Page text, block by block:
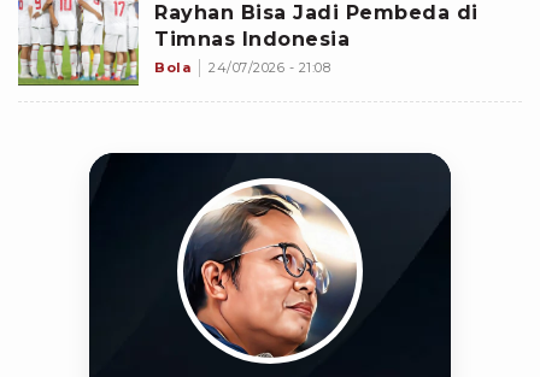
Rayhan Bisa Jadi Pembeda di
Timnas Indonesia
Bola 24/07/2026 - 21:08